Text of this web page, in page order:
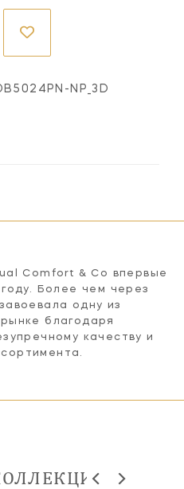
NP_3D
Comfort & Co впервые
Более чем через
одну из
благодаря
качеству и